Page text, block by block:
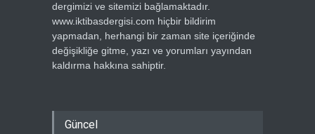
dergimizi ve sitemizi bağlamaktadır.
www.iktibasdergisi.com hiçbir bildirim
yapmadan, herhangi bir zaman site içeriğinde
değişikliğe gitme, yazı ve yorumları yayından
kaldırma hakkına sahiptir.
Güncel